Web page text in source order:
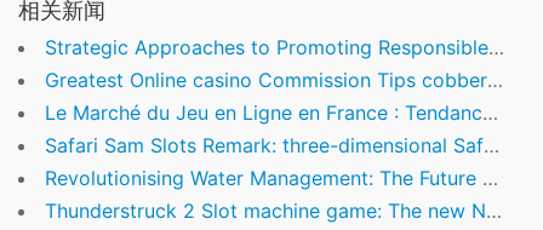
相关新闻
Strategic Approaches to Promoting Responsible Online Gambling in New Zealand
Greatest Online casino Commission Tips cobber casino login mobile 2026 Safe deposit Alternatives
Le Marché du Jeu en Ligne en France : Tendances, Régulation et Innovation
Safari Sam Slots Remark: three-dimensional Safari Step, Incentives hot seven casino & Victories
Revolutionising Water Management: The Future of Smart Water Technologies
Thunderstruck 2 Slot machine game: The new Norse Gods slot online Pharaohs Gold 3 Honor Their! Carson’s Journey